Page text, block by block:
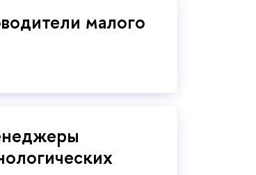
малого